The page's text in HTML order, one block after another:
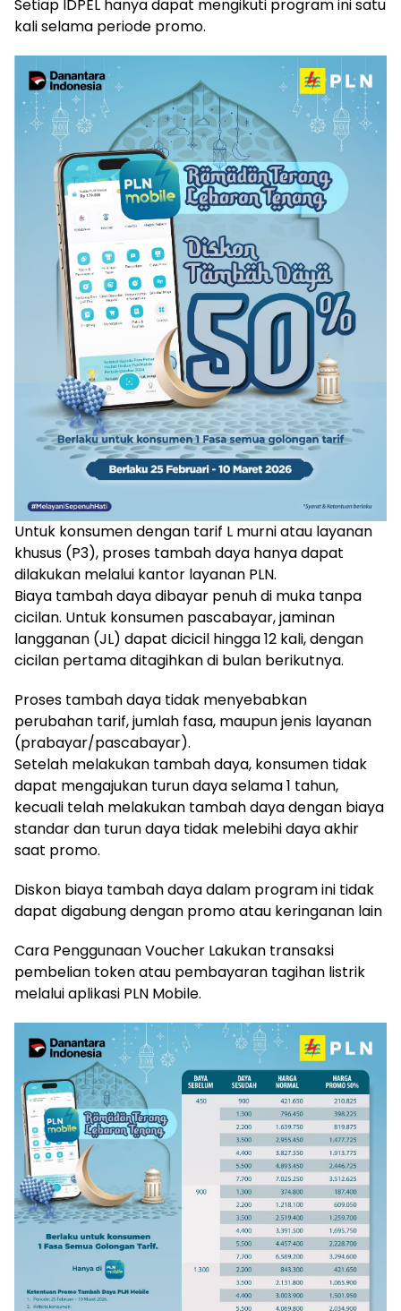
Setiap IDPEL hanya dapat mengikuti program ini satu
kali selama periode promo.
Untuk konsumen dengan tarif L murni atau layanan
khusus (P3), proses tambah daya hanya dapat
dilakukan melalui kantor layanan PLN.
Biaya tambah daya dibayar penuh di muka tanpa
cicilan. Untuk konsumen pascabayar, jaminan
langganan (JL) dapat dicicil hingga 12 kali, dengan
cicilan pertama ditagihkan di bulan berikutnya.
Proses tambah daya tidak menyebabkan
perubahan tarif, jumlah fasa, maupun jenis layanan
(prabayar/pascabayar).
Setelah melakukan tambah daya, konsumen tidak
dapat mengajukan turun daya selama 1 tahun,
kecuali telah melakukan tambah daya dengan biaya
standar dan turun daya tidak melebihi daya akhir
saat promo.
Diskon biaya tambah daya dalam program ini tidak
dapat digabung dengan promo atau keringanan lain
Cara Penggunaan Voucher Lakukan transaksi
pembelian token atau pembayaran tagihan listrik
melalui aplikasi PLN Mobile.